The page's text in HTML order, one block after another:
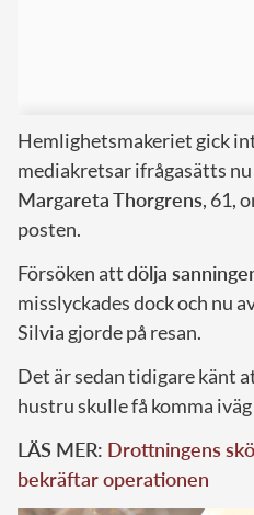
Hemlighetsmakeriet gick
mediakretsar ifrågasätts
Margareta Thorgrens, 61,
posten.
Försöken attdölja
misslyckades dock och nu
Silvia gjorde på resan.
Det är sedan tidigare känt
hustru skulle få komma
LÄS MER: Drottningens
bekräftar operationen